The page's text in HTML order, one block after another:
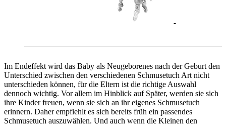
Im Endeffekt wird das Baby als Neugeborenes nach der Geburt den
Unterschied zwischen den verschiedenen Schmusetuch Art nicht
unterschieden können, für die Eltern ist die richtige Auswahl
dennoch wichtig. Vor allem im Hinblick auf Später, werden sie sich
ihre Kinder freuen, wenn sie sich an ihr eigenes Schmusetuch
erinnern. Daher empfiehlt es sich bereits früh ein passendes
Schmusetuch auszuwählen. Und auch wenn die Kleinen den